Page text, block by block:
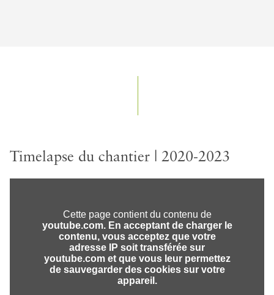
Timelapse du chantier | 2020-2023